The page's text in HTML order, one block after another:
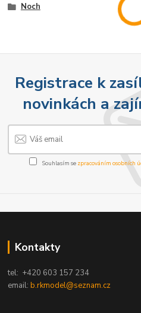
Noch
Registrace k
novinkách a
Souhlasím se zpracováním osobních
Kontakty
tel: +420 603 157 234
email:b.rkmodel@seznam.cz